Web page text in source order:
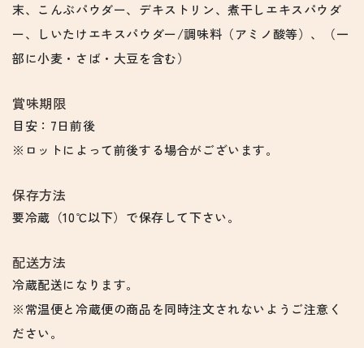
末、こんぶパウダー、デキストリン、煮干しエキスパウダ
ー、しいたけエキスパウダー/調味料（アミノ酸等）、（一
部に小麦・さば・大豆を含む）
賞味期限
目安：7日前後
※ロットによって前後する場合がございます。
保存方法
要冷蔵（10℃以下）で保存して下さい。
配送方法
冷蔵配送になります。
※常温便と冷蔵便の商品を同時注文されないようご注意く
ださい。